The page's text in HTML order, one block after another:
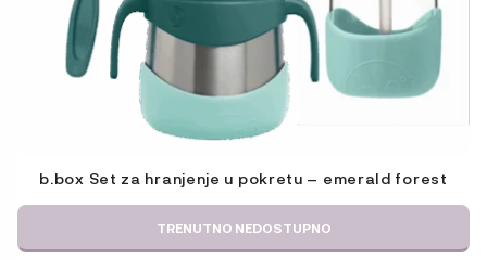
b.box Set za hranjenje u pokretu – emerald forest
TRENUTNO NEDOSTUPNO